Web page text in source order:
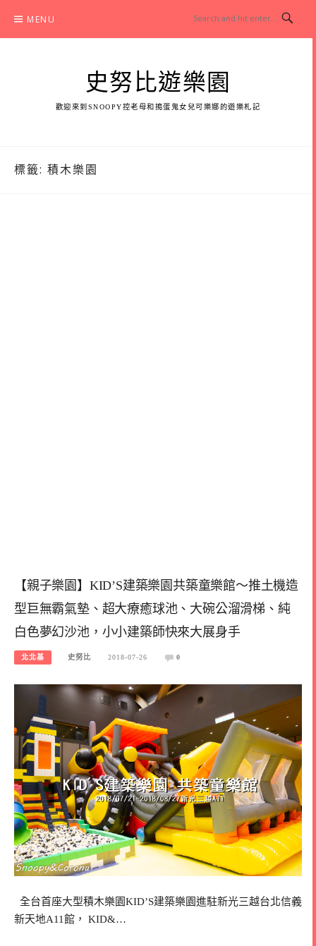
content
MENU
史努比遊樂園
歡迎來到SNOOPY控老母和搗蛋鬼女兒可樂娜的遊樂札記
標籤: 積木樂園
【親子樂園】KID’S建築樂園共築童樂館～推土機造
型巨無霸氣墊、超大療癒球池、大碗公溜滑梯、純
白色夢幻沙池，小小建築師快來大展身手
北北基 史努比 2018-07-26 0
全台首座大型積木樂園KID’S建築樂園進駐新光三越台北信義
新天地A11館， KID&…